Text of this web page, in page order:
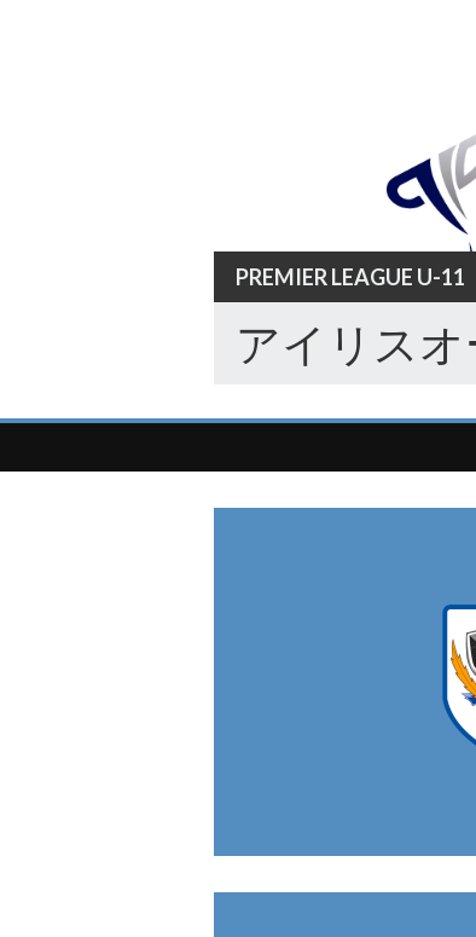
PREMIER LEAGUE U-11
アイリス